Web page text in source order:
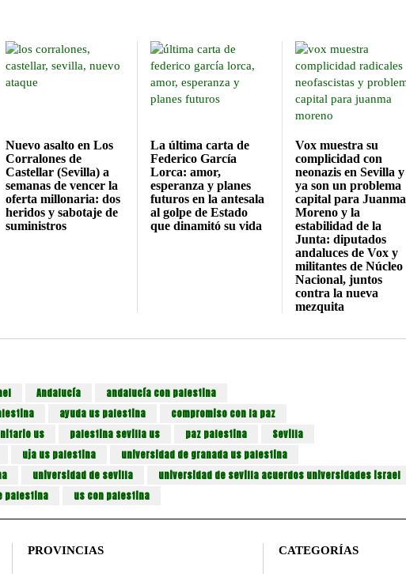
Nuevo asalto en Los
Corralones de
Castellar (Sevilla) a
semanas de vencer la
oferta millonaria: dos
heridos y sabotaje de
suministros
La última carta de
Federico García
Lorca: amor,
esperanza y planes
futuros en la antesala
al golpe de Estado
que dinamitó su vida
Vox muestra su
complicidad con
neonazis en Sevilla y
ya son un problema
capital para Juanma
Moreno y la
estabilidad de la
Junta: diputados
andaluces de Vox y
militantes de Núcleo
Nacional, juntos
contra la nueva
mezquita
Andalucía
andalucía con palestina
ayuda us palestina
compromiso con la paz
us
palestina sevilla us paz palestina
Sevilla
uja us palestina
universidad de granada us palestina
universidad de sevilla
universidad de sevilla acuerdos universidades israel
palestina
us con palestina
PROVINCIAS CATEGORÍAS